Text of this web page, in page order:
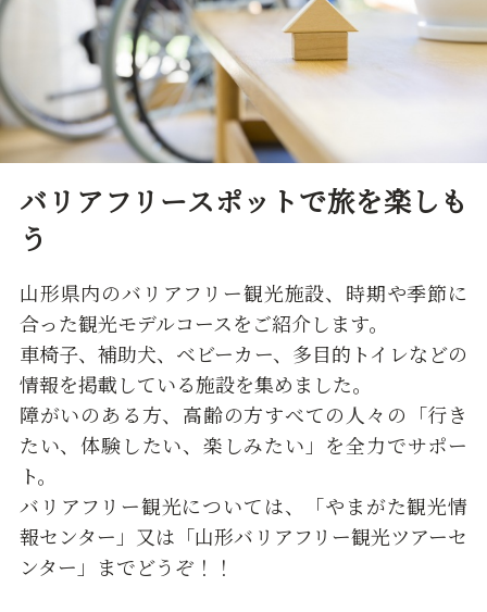
バリアフリースポットで旅を楽しも
う
山形県内のバリアフリー観光施設、時期や季節に
合った観光モデルコースをご紹介します。
車椅子、補助犬、ベビーカー、多目的トイレなどの
情報を掲載している施設を集めました。
障がいのある方、高齢の方すべての人々の「行き
たい、体験したい、楽しみたい」を全力でサポー
ト。
バリアフリー観光については、「やまがた観光情
報センター」又は「山形バリアフリー観光ツアーセ
ンター」までどうぞ！！